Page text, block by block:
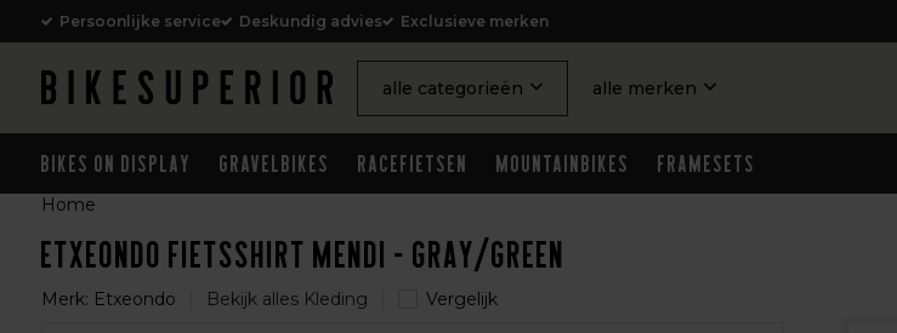
Persoonlijke service Deskundig advies Exclusieve merken
alle categorieën alle merken
Bikes on Display Gravelbikes Racefietsen Mountainbikes Framesets
Home
Etxeondo Fietsshirt Mendi - Gray/Green
Merk: Etxeondo Bekijk alles Kleding Vergelijk